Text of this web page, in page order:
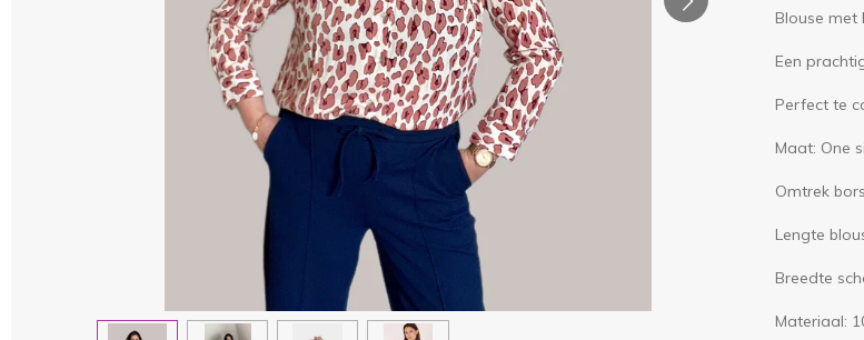
Blouse met
Een
Perfect te
Maat: One
Omtrek
Lengte
Breedte
Materiaal: